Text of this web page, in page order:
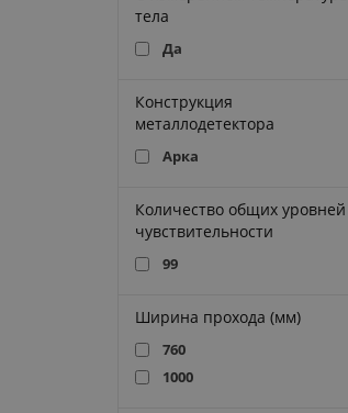
тела
Да
Конструкция
металлодетектора
Арка
Количество общих уровней
чувствительности
99
Ширина прохода (мм)
760
1000